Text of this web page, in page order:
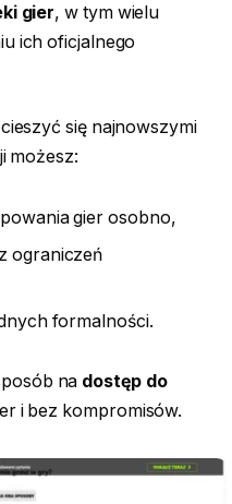
gier, w tym wielu
ich oficjalnego
się najnowszymi
możesz:
gier osobno,
ograniczeń
formalności.
na dostęp do
i bez kompromisów.